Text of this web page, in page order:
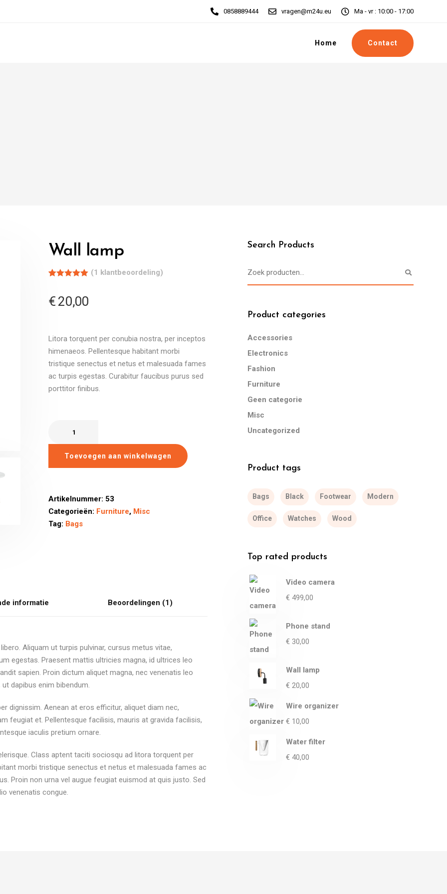
0858889444 vragen@m24u.eu Ma - vr : 10:00 - 17:00
Home Contact
Wall lamp
gebaseerd
op
(1 klantbeoordeling)
€ 20,00
Litora torquent per conubia nostra, per inceptos
himenaeos. Pellentesque habitant morbi
tristique senectus et netus et malesuada fames
ac turpis egestas. Curabitur faucibus purus sed
porttitor finibus.
Toevoegen aan winkelwagen
Artikelnummer: 53
Categorieën: Furniture, Misc
Tag: Bags
informatie Beoordelingen (1)
Aliquam ut turpis pulvinar, cursus metus vitae,
egestas. Praesent mattis ultricies magna, id ultrices leo
sapien. Proin dictum aliquet magna, nec venenatis leo
dapibus enim bibendum.
dignissim. Aenean at eros efficitur, aliquet diam nec,
feugiat et. Pellentesque facilisis, mauris at gravida facilisis,
iaculis pretium ornare.
Class aptent taciti sociosqu ad litora torquent per
morbi tristique senectus et netus et malesuada fames ac
Proin non urna vel augue feugiat euismod at quis justo. Sed
venenatis congue.
Search Products
Product categories
Accessories
Electronics
Fashion
Furniture
Geen categorie
Misc
Uncategorized
Product tags
Bags Black Footwear Modern
Office Watches Wood
Top rated products
Video camera
€499,00
Phone stand
€30,00
Wall lamp
€20,00
Wire organizer
€10,00
Water filter
€40,00